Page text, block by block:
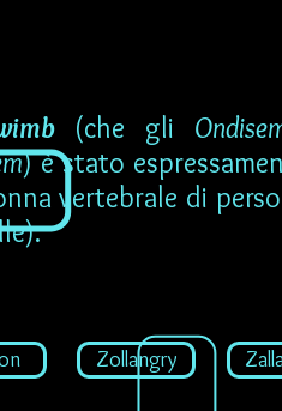
(che gli
) è stato
vertebrale di
Zollangry